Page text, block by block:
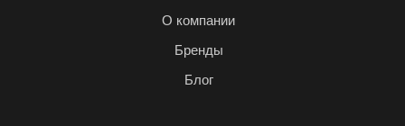
О компании
Бренды
Блог